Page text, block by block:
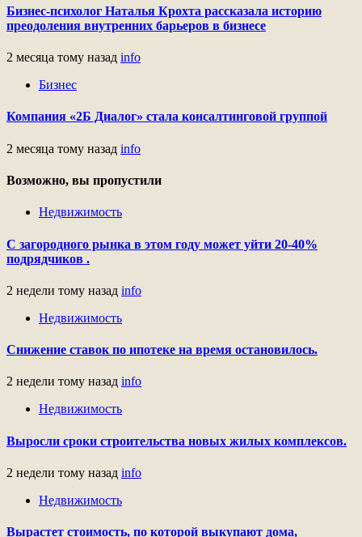
Бизнес-психолог Наталья Крохта рассказала историю
преодоления внутренних барьеров в бизнесе
2 месяца тому назад info
Бизнес
Компания «2Б Диалог» стала консалтинговой группой
2 месяца тому назад info
Возможно, вы пропустили
Недвижимость
С загородного рынка в этом году может уйти 20-40%
подрядчиков .
2 недели тому назад info
Недвижимость
Снижение ставок по ипотеке на время остановилось.
2 недели тому назад info
Недвижимость
Выросли сроки строительства новых жилых комплексов.
2 недели тому назад info
Недвижимость
Вырастет стоимость, по которой выкупают дома,